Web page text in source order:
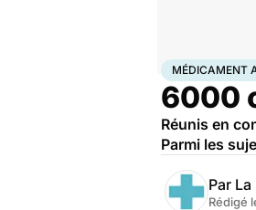
AccueilSanté
MÉDICAMENT
6000
Réunis en
Parmi les
Par
Rédigé